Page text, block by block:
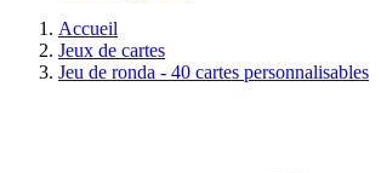
Accueil
Jeux de cartes
Jeu de ronda - 40 cartes personnalisables